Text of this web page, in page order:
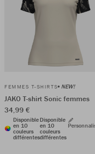
FEMMES T-SHIRTS NEW!
JAKO T-shirt Sonic femmes
34,99 €
Disponible
en 10
couleurs
différentes
Disponible
en 10
couleurs
différentes